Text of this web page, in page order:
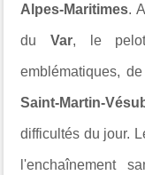
Alpes-Maritimes.
du Var, le
emblématiques, de
Saint-Martin-
difficultés du jour.
l'enchaînement